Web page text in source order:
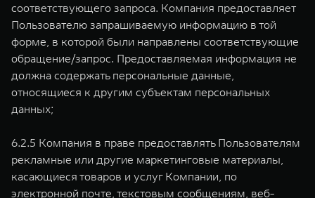
соответствующего запроса. Компания предоставляет
Пользователю запрашиваемую информацию в той
форме, в которой были направлены соответствующие
обращение/запрос. Предоставляемая информация не
должна содержать персональные данные,
относящиеся к другим субъектам персональных
данных;
6.2.5 Компания в праве предоставлять Пользователям
рекламные или другие маркетинговые материалы,
касающиеся товаров и услуг Компании, по
электронной почте, текстовым сообщениям, веб-